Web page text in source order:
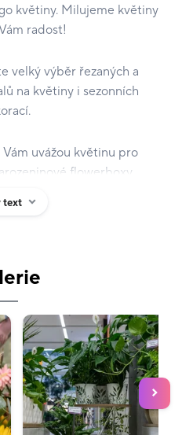
květiny. Milujeme květiny
radost!
velký výběr řezaných a
na květiny i sezonních
uvážou květinu pro
flowerboxy,
smuteční vazbu.
čokoládové pralinky
od roku 1996. Srdce naší
naši kolegové, kteří
aby se k Vám dostaly ty
Holandska, Kolumbie a
zemí.
text